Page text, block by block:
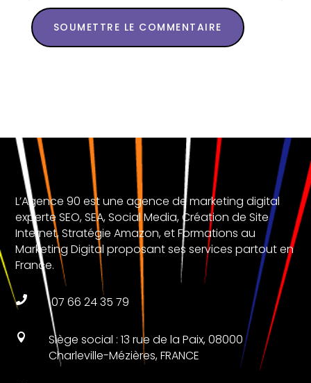
SOUMETTRE LE COMMENTAIRE
L’Agence 90 est une agence de marketing digital
experte SEO, SEA, Social Media, Création de Site
Internet, Stratégie Amazon, et Formations au
Marketing Digital proposant ses services partout en
France.
 07 66 24 35 79

Siège social : 13 rue de la Paix, 08000
Charleville-Mézières, FRANCE